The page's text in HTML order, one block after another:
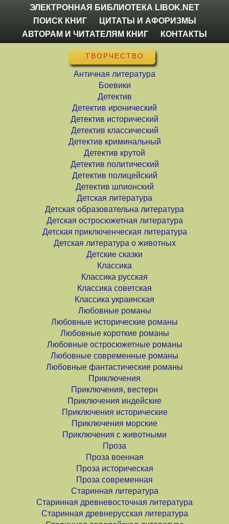
ЭЛЕКТРОННАЯ БИБЛИОТЕКА LIBOK.NET
ПОИСК КНИГ
ЦИТАТЫ И АФОРИЗМЫ
АВТОРАМ И ЧИТАТЕЛЯМ КНИГ
КОНТАКТЫ
ТВОРЧЕСТВО
Античная литература
Боевики
Детектив
Детектив иронический
Детектив исторический
Детектив классический
Детектив криминальный
Детектив крутой
Детектив политический
Детектив полицейский
Детектив шпионский
Детская литература
Детская образовательна литература
Детская остросюжетная литература
Детская приключенческая литература
Детская литература о животных
Детские сказки
Классика
Классика русская
Классика советская
Классика украинская
Любовные романы
Любовные исторические романы
Любовные короткие романы
Любовные остросюжетные романы
Любовные современные романы
Любовные фантастические романы
Приключения
Приключения, вестерн
Приключения индейские
Приключения исторические
Приключения морские
Приключения с животными
Проза
Проза военная
Проза историческая
Проза современная
Старинная литература
Старинная древневосточная литература
Старинная древнерусская литература